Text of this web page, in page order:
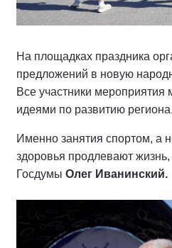
На площадках праздника
предложений в новую
Все участники мероприятия
идеями по развитию региона.
Именно занятия спортом, а
здоровья продлевают
Госдумы Олег Иванинский.